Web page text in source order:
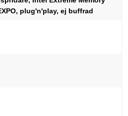
plug'n'play, ej buffrad